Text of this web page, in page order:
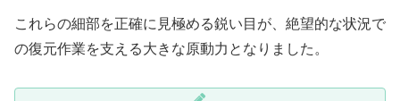
これらの細部を正確に見極める鋭い目が、絶望的な状況で
の復元作業を支える大きな原動力となりました。